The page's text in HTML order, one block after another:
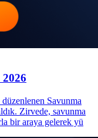
Savunma
Zirvede, savunma
bir araya gelerek yü